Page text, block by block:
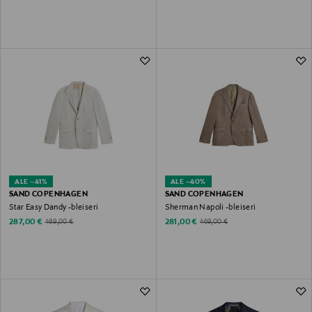
ALE –41%
SAND COPENHAGEN
Star Easy Dandy -bleiseri
Discounted Price
287,00 € Original Price
489,00 €
ALE –40%
SAND COPENHAGEN
Sherman Napoli -bleiseri
Discounted Price
281,00 € Original Price
469,00 €